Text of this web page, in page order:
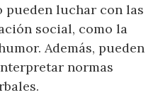
pueden luchar con las
social, como la
Además, pueden
normas